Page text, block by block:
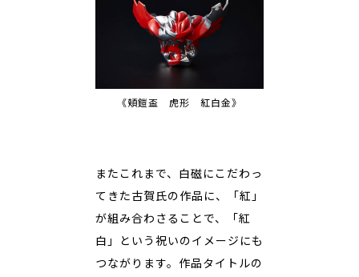
《頬鎧盃 虎形 紅白金》
またこれまで、白磁にこだわっ
てきた古賀氏の作品に、「紅」
が組み合わさることで、「紅
白」という祝いのイメージにも
つながります。作品タイトルの